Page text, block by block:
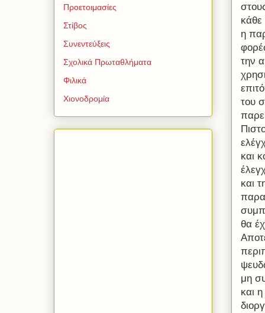
κάθε
η
την
του
και
και
θα
μη
και
Προετοιμασίες
Στίβος
Συνεντεύξεις
Σχολικά Πρωταθλήματα
Φιλικά
Χιονοδρομία